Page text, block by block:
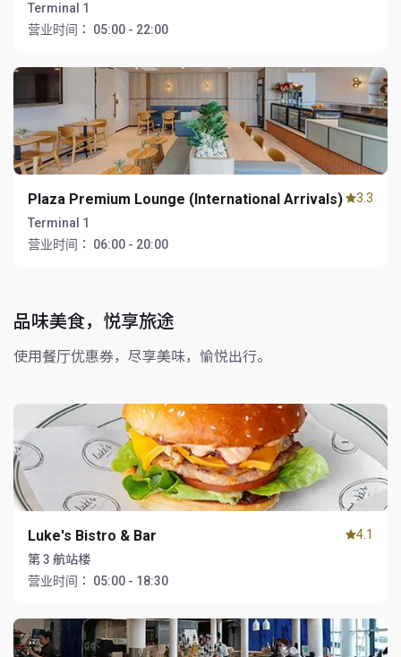
Terminal 1
营业时间：
05:00 - 22:00
Plaza Premium Lounge (International Arrivals)
Terminal 1
营业时间：
06:00 - 20:00
3.3
品味美食，悦享旅途
使用餐厅优惠券，尽享美味，愉悦出行。
Luke's Bistro & Bar
第 3 航站楼
营业时间：
05:00 - 18:30
4.1